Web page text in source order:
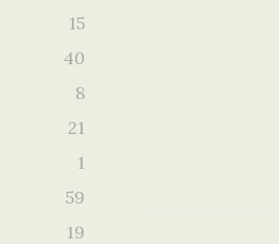
15
40
8
21
1
59
19